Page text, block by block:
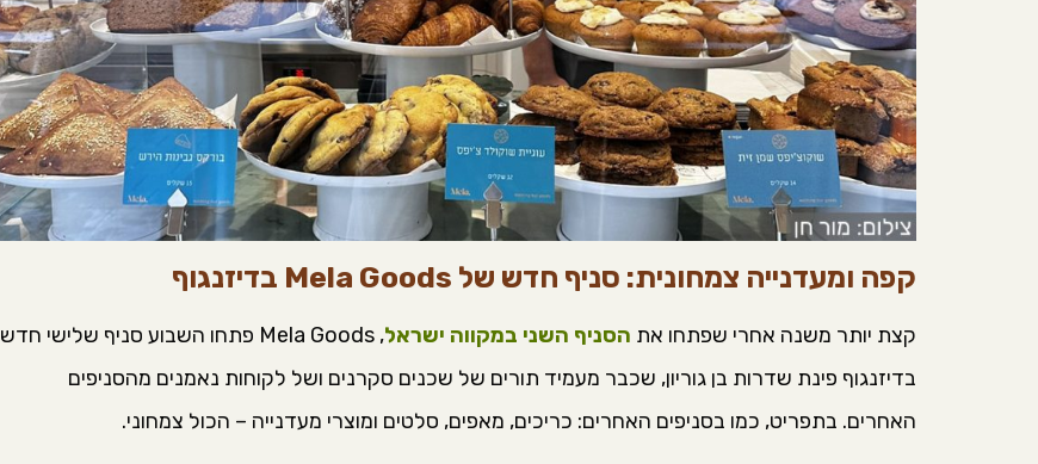
קפה ומעדנייה צמחונית: סניף חדש של Mela Goods בדיזנגוף
קצת יותר משנה אחרי שפתחו את הסניף השני במקווה ישראל
, Mela Goods פתחו השבוע סניף שלישי חדש
בדיזנגוף פינת שדרות בן גוריון, שכבר מעמיד תורים של שכנים סקרנים ושל לקוחות נאמנים מהסניפים
האחרים. בתפריט, כמו בסניפים האחרים: כריכים, מאפים, סלטים ומוצרי מעדנייה – הכול צמחוני.